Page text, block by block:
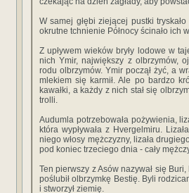
W samej głębi ziejącej pustki
okrutne tchnienie Północy ścinało ich
Z upływem wieków bryły lodowe w
nich Ymir, największy z olbrzymów,
rodu olbrzymów. Ymir począł żyć, a
mlekiem się karmił. Ale po bardzo
kawałki, a każdy z nich stał się
trolli.
Audumla potrzebowała pożywienia,
która wypływała z Hvergelmiru.
niego włosy mężczyzny, lizała
pod koniec trzeciego dnia - cały
Ten pierwszy z Asów nazywał się
poślubił olbrzymkę Bestię. Byli
i stworzył ziemię.